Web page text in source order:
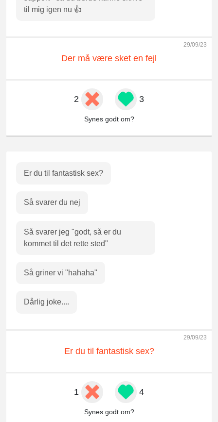
til mig igen nu 👍
29/09/23
Der må være sket en fejl
2 3
Synes godt om?
Er du til fantastisk sex?
Så svarer du nej
Så svarer jeg "godt, så er du
kommet til det rette sted"
Så griner vi "hahaha"
Dårlig joke....
29/09/23
Er du til fantastisk sex?
1 4
Synes godt om?